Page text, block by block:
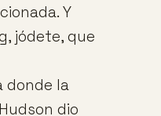
Y
jódete, que
donde la
dio